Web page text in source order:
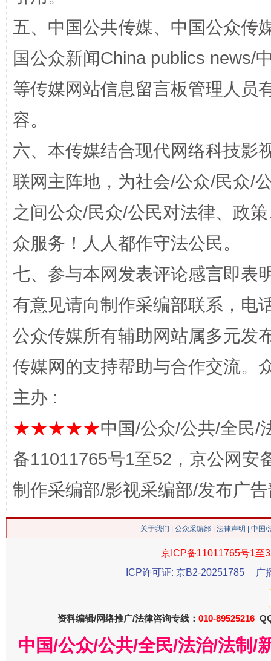
招工难、用工荒背后
网上购药对药下症？
五、中国公共传媒、中国公众传
国公众新闻China publics news/
等传媒网站信息留言板管理人员
容。
六、本传媒结合现代网络科技影
联网主阵地，为社会/公众/民众/
之间公众/民众/公民对法律、政
众服务！人人都作守法公民。
七、参与本网发表评论感言即表
有意见请向制作采编部联系，电
公众传媒所有辅助网站属多元发
传媒网的支持帮助与合作交流。
主办 :
★★★★★中国/公众/公共/全民/
备11011765号1至52，京公网安
制作采编部/影视采编部/发布广
关于我们 公众采编部 法律声明 | 中国
京ICP备11011765号1至
ICP许可证: 京B2-20251785
广
资料编辑/网络推广/法律咨询专线： 010-89525216
中国/公众/公共/全民/法治/法制/